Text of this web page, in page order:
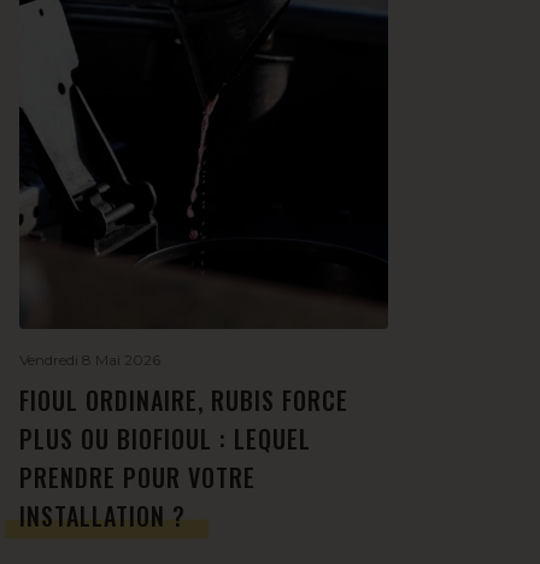
Vendredi 8 Mai 2026
FIOUL ORDINAIRE, RUBIS FORCE
PLUS OU BIOFIOUL : LEQUEL
PRENDRE POUR VOTRE
INSTALLATION ?